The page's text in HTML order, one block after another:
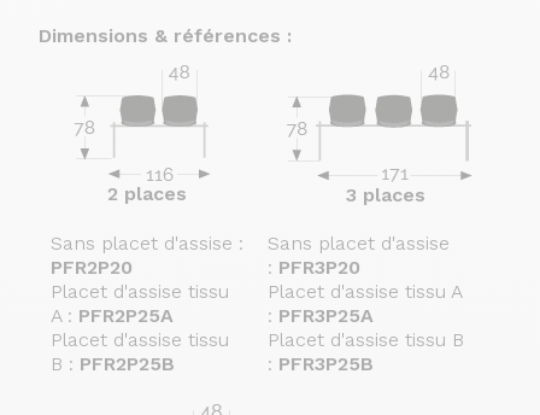
Dimensions & références :
2 places 3 places
Sans placet d'assise :
PFR2P20
Placet d'assise tissu
A : PFR2P25A
Placet d'assise tissu
B : PFR2P25B
Sans placet d'assise
: PFR3P20
Placet d'assise tissu A
: PFR3P25A
Placet d'assise tissu B
: PFR3P25B